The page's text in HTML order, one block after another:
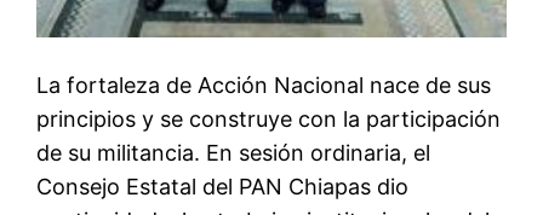
La fortaleza de Acción Nacional nace de sus
principios y se construye con la participación
de su militancia. En sesión ordinaria, el
Consejo Estatal del PAN Chiapas dio